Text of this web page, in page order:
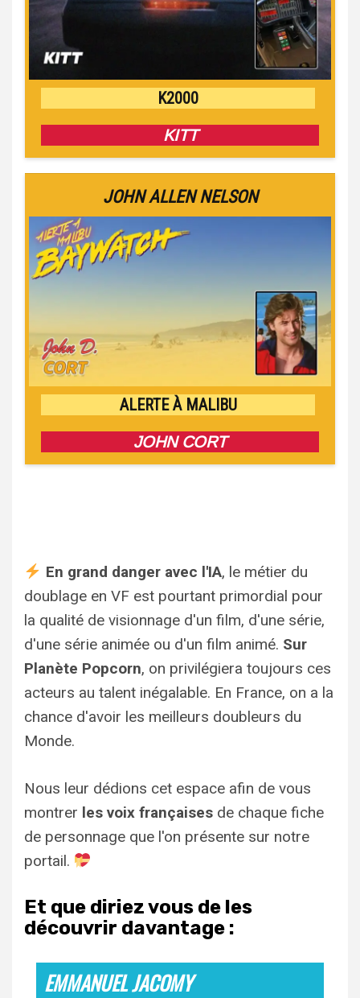
K2000
KITT
JOHN ALLEN NELSON
ALERTE À MALIBU
JOHN CORT
En grand danger avec l'IA, le métier du
doublage en VF est pourtant primordial pour
la qualité de visionnage d'un film, d'une série,
d'une série animée ou d'un film animé. Sur
Planète Popcorn, on privilégiera toujours ces
acteurs au talent inégalable. En France, on a la
chance d'avoir les meilleurs doubleurs du
Monde.
Nous leur dédions cet espace afin de vous
montrer les voix françaises de chaque fiche
de personnage que l'on présente sur notre
portail.
Et que diriez vous de les
découvrir davantage :
EMMANUEL JACOMY